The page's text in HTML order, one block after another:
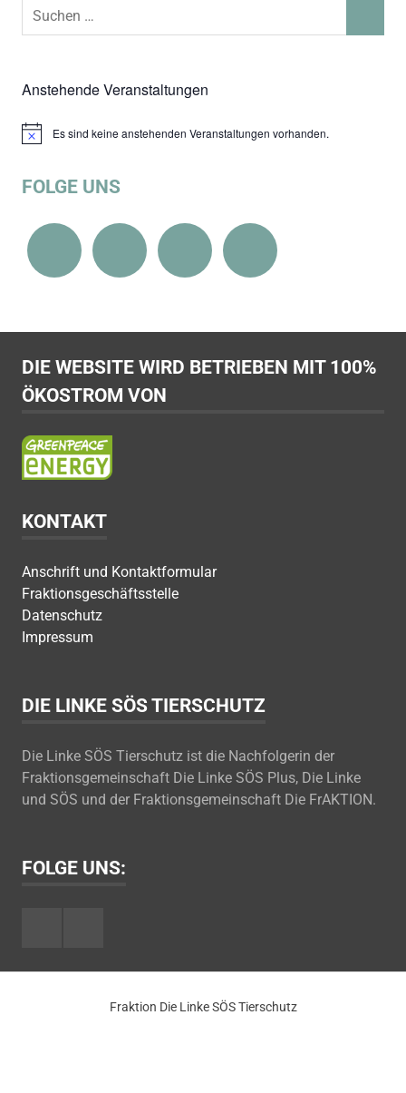
Suchen
Anstehende Veranstaltungen
HinweisEs sind keine anstehenden Veranstaltungen vorhanden.
FOLGE UNS
DIE WEBSITE WIRD BETRIEBEN MIT 100%
ÖKOSTROM VON
KONTAKT
Anschrift und Kontaktformular
Fraktionsgeschäftsstelle
Datenschutz
Impressum
DIE LINKE SÖS TIERSCHUTZ
Die Linke SÖS Tierschutz ist die Nachfolgerin der
Fraktionsgemeinschaft Die Linke SÖS Plus, Die Linke
und SÖS und der Fraktionsgemeinschaft Die FrAKTION.
FOLGE UNS:
Fraktion Die Linke SÖS Tierschutz